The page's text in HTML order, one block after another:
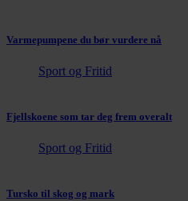
Varmepumpene du bør vurdere nå
Sport og Fritid
Fjellskoene som tar deg frem overalt
Sport og Fritid
Tursko til skog og mark